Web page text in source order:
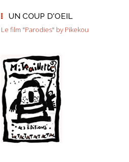
UN COUP D'OEIL
Le film "Parodies" by Pikekou